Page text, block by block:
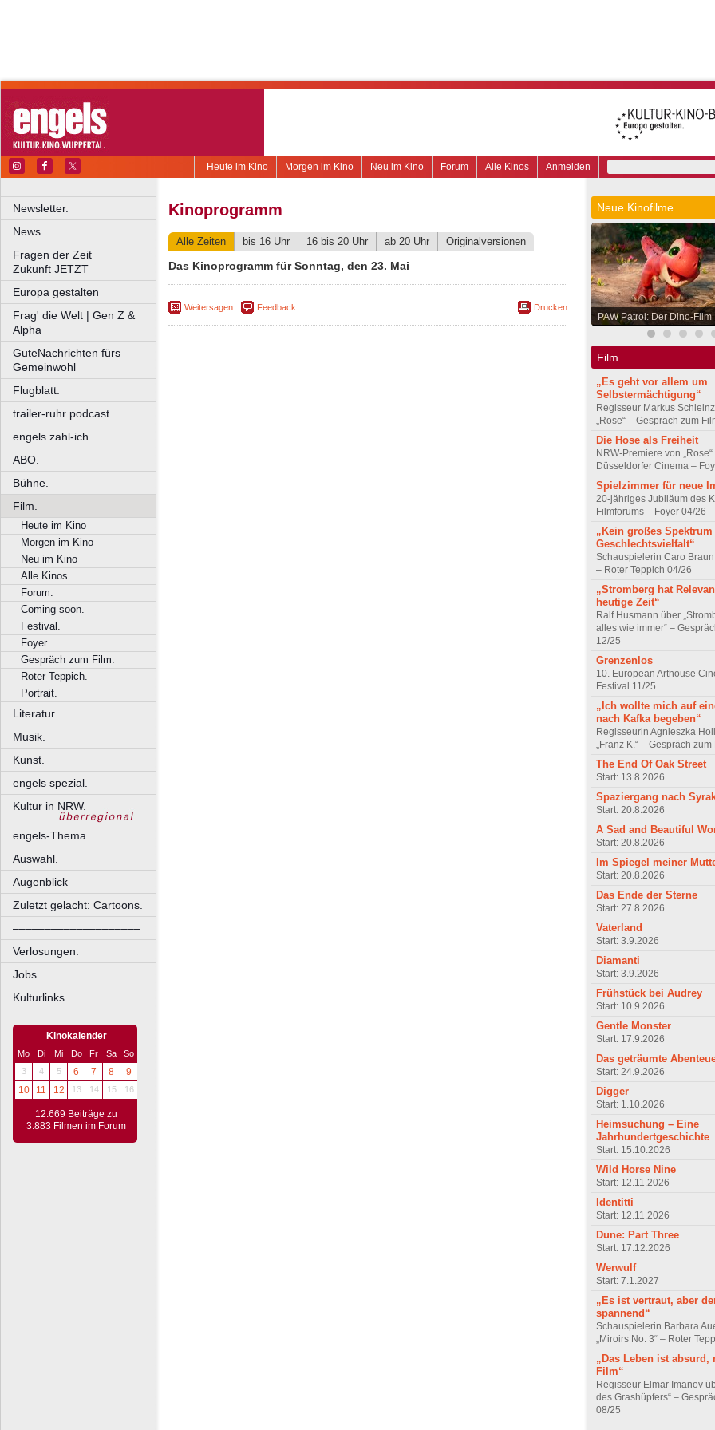
Anmelden
Alle Kinos
Forum
Neu im Kino
Morgen im Kino
Heute im Kino
Newsletter.
News.
Fragen der Zeit
Zukunft JETZT
Europa gestalten
Frag' die Welt | Gen Z &
Alpha
GuteNachrichten fürs
Gemeinwohl
Flugblatt.
trailer-ruhr podcast.
engels zahl-ich.
ABO.
Bühne.
Film.
Heute im Kino
Morgen im Kino
Neu im Kino
Alle Kinos.
Forum.
Coming soon.
Festival.
Foyer.
Gespräch zum Film.
Roter Teppich.
Portrait.
Literatur.
Musik.
Kunst.
engels spezial.
Kultur in NRW.
engels-Thema.
Auswahl.
Augenblick
Zuletzt gelacht: Cartoons.
––––––––––––––––––––
Verlosungen.
Jobs.
Kulturlinks.
Kinokalender
Mo Di Mi Do Fr Sa
So
3
4 5 6 7 8
9
10
11 12 13 14 15 16
12.669 Beiträge zu
3.883 Filmen im Forum
Kinoprogramm
Alle Zeiten bis 16 Uhr 16 bis 20 Uhr ab 20 Uhr Originalversionen
Das Kinoprogramm für Sonntag, den 23. Mai
Weitersagen Feedback Drucken
Neue Kinofilme
PAW Patrol: Der Dino-Film
Film.
„Es geht vor allem um
Selbstermächtigung“
Regisseur Markus
„Rose“ – Gespräch zum
Die Hose als Freiheit
NRW-Premiere von „Rose“
Düsseldorfer Cinema –
Spielzimmer für neue
20-jähriges Jubiläum des
Filmforums – Foyer 04/26
„Kein großes Spektrum
Geschlechtsvielfalt“
Schauspielerin Caro Braun
– Roter Teppich 04/26
„Stromberg hat
heutige Zeit“
Ralf Husmann über
alles wie immer“ –
12/25
Grenzenlos
10. European Arthouse
Festival 11/25
„Ich wollte mich auf
nach Kafka begeben“
Regisseurin Agnieszka
„Franz K.“ – Gespräch
The End Of Oak Street
Start: 13.8.2026
Spaziergang nach
Start: 20.8.2026
A Sad and Beautiful
Start: 20.8.2026
Im Spiegel meiner
Start: 20.8.2026
Das Ende der Sterne
Start: 27.8.2026
Vaterland
Start: 3.9.2026
Diamanti
Start: 3.9.2026
Frühstück bei Audrey
Start: 10.9.2026
Gentle Monster
Start: 17.9.2026
Das geträumte
Start: 24.9.2026
Digger
Start: 1.10.2026
Heimsuchung – Eine
Jahrhundertgeschichte
Start: 15.10.2026
Wild Horse Nine
Start: 12.11.2026
Identitti
Start: 12.11.2026
Dune: Part Three
Start: 17.12.2026
Werwulf
Start: 7.1.2027
„Es ist vertraut, aber
spannend“
Schauspielerin Barbara
„Miroirs No. 3“ – Roter
„Das Leben ist absurd,
Film“
Regisseur Elmar Imanov
des Grashüpfers“ –
08/25